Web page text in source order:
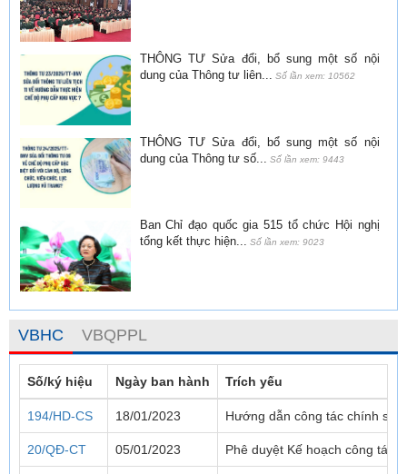
THÔNG TƯ Sửa đổi, bổ sung một số nội
dung của Thông tư liên... Số lần xem: 10562
THÔNG TƯ Sửa đổi, bổ sung một số nội
dung của Thông tư số...
Số lần xem: 9443
Ban Chỉ đạo quốc gia 515 tổ chức Hội nghị
tổng kết thực hiện... Số lần xem: 9023
VBHC VBQPPL
Số/ký hiệu Ngày ban hành Trích yếu
194/HD-CS 18/01/2023 Hướng dẫn công tác chính
20/QĐ-CT 05/01/2023 Phê duyệt Kế hoạch công tác